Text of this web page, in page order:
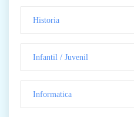
Historia
Infantil / Juvenil
Informatica